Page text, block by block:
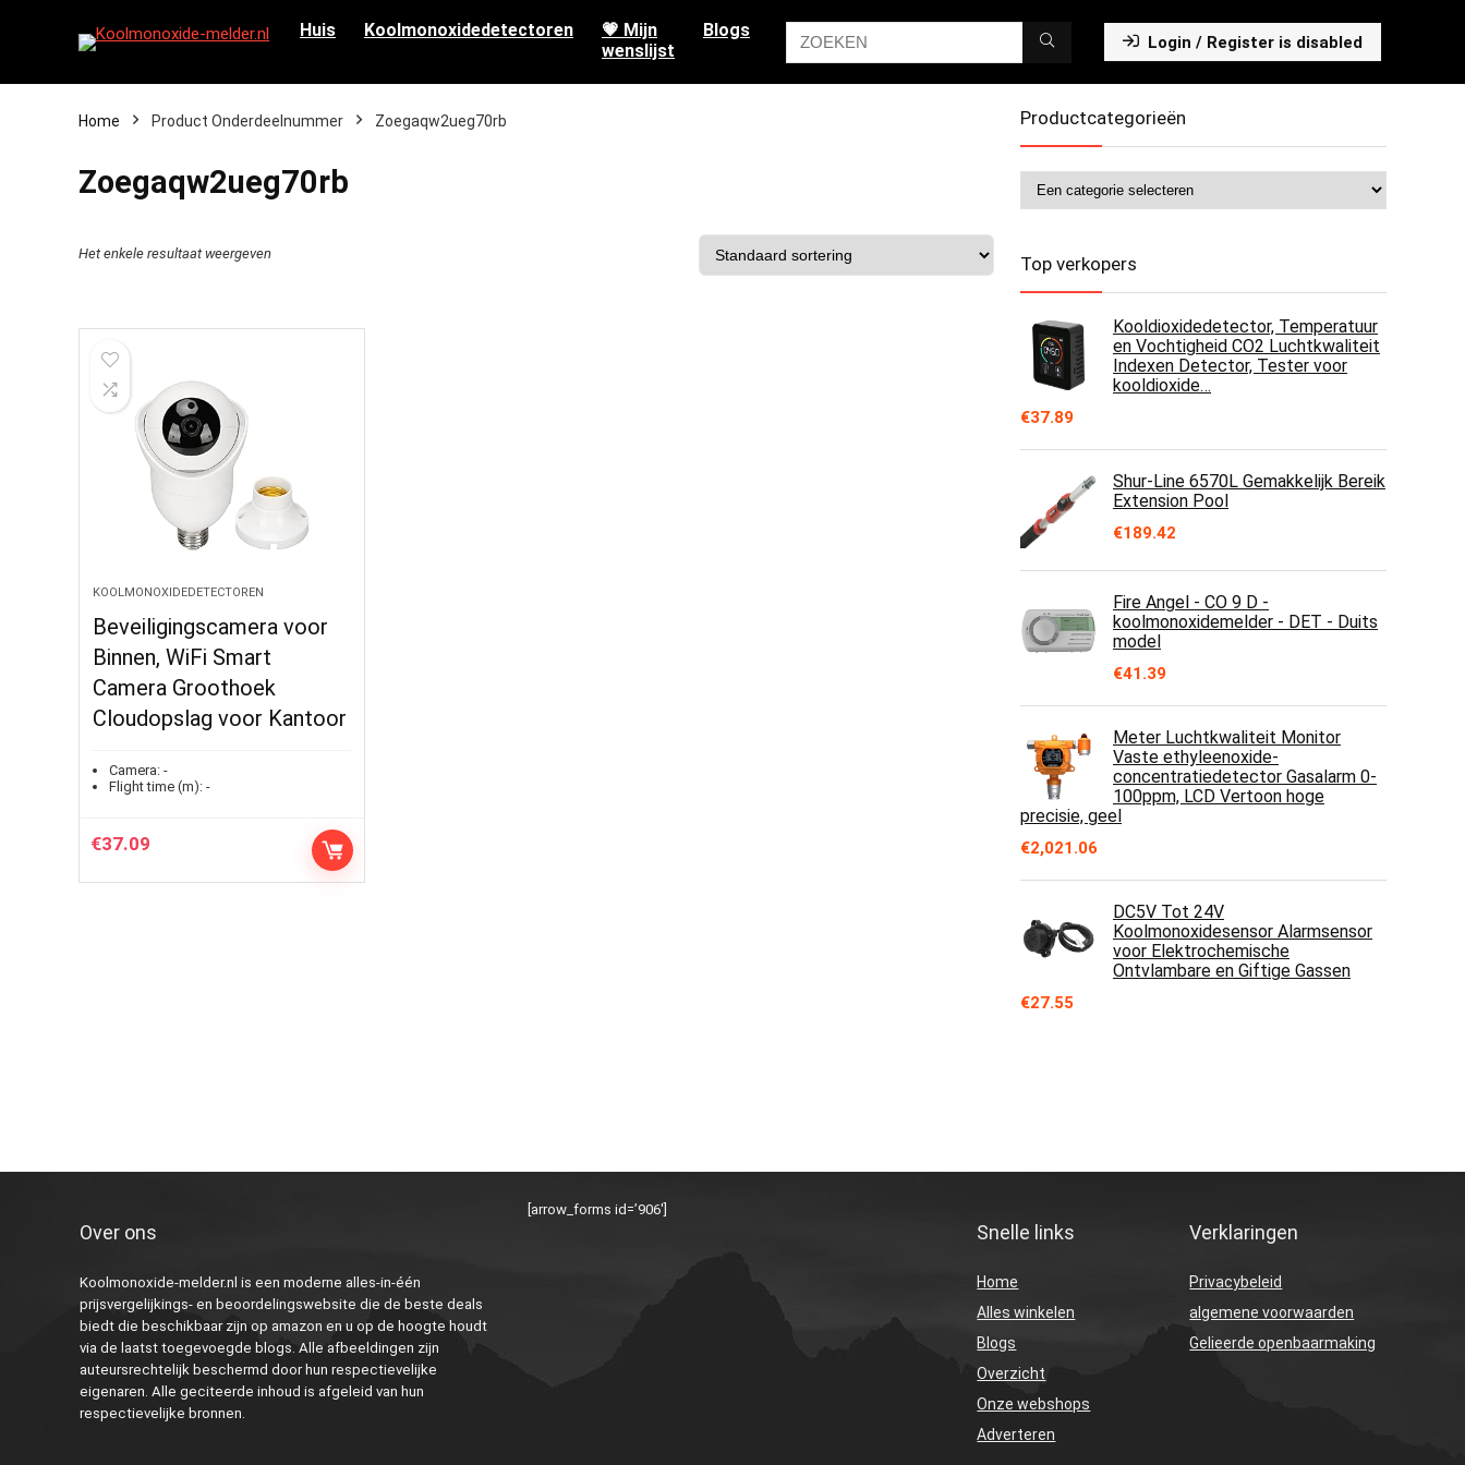
Huis Koolmonoxidedetectoren
💗 Mijn
wenslijst
Blogs
Login / Register is disabled
Home Product Onderdeelnummer ‎Zoegaqw2ueg70rb
‎Zoegaqw2ueg70rb
Het enkele resultaat weergeven
KOOLMONOXIDEDETECTOREN
Beveiligingscamera voor
Binnen, WiFi Smart
Camera Groothoek
Cloudopslag voor Kantoor
Camera: -
Flight time (m): -
€37.09
Productcategorieën
Top verkopers
Kooldioxidedetector, Temperatuur
en Vochtigheid CO2 Luchtkwaliteit
Indexen Detector, Tester voor
kooldioxide…
€37.89
Shur-Line 6570L Gemakkelijk Bereik
Extension Pool
€189.42
Fire Angel - CO 9 D -
koolmonoxidemelder - DET - Duits
model
€41.39
Meter Luchtkwaliteit Monitor
Vaste ethyleenoxide-
concentratiedetector Gasalarm 0-
100ppm, LCD Vertoon hoge
precisie, geel
€2,021.06
DC5V Tot 24V
Koolmonoxidesensor Alarmsensor
voor Elektrochemische
Ontvlambare en Giftige Gassen
€27.55
Over ons
Koolmonoxide-melder.nl is een moderne alles-in-één
prijsvergelijkings- en beoordelingswebsite die de beste deals
biedt die beschikbaar zijn op amazon en u op de hoogte houdt
via de laatst toegevoegde blogs. Alle afbeeldingen zijn
auteursrechtelijk beschermd door hun respectievelijke
eigenaren. Alle geciteerde inhoud is afgeleid van hun
respectievelijke bronnen.
[arrow_forms id=’906′]
Snelle links
Home
Alles winkelen
Blogs
Overzicht
Onze webshops
Adverteren
Verklaringen
Privacybeleid
algemene voorwaarden
Gelieerde openbaarmaking